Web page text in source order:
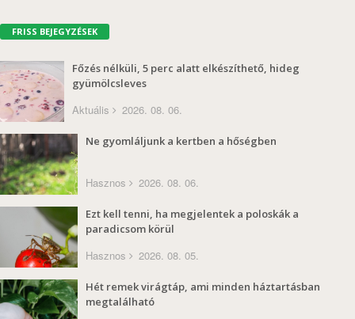
FRISS BEJEGYZÉSEK
Főzés nélküli, 5 perc alatt elkészíthető, hideg
gyümölcsleves
Aktuális 2026. 08. 06.
Ne gyomláljunk a kertben a hőségben
Hasznos 2026. 08. 06.
Ezt kell tenni, ha megjelentek a poloskák a
paradicsom körül
Hasznos 2026. 08. 05.
Hét remek virágtáp, ami minden háztartásban
megtalálható